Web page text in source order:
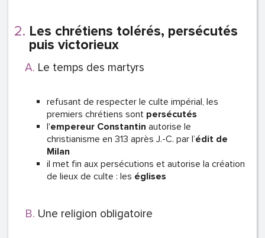
Les chrétiens tolérés, persécutés
puis victorieux
Le temps des martyrs
refusant de respecter le culte impérial, les
premiers chrétiens sont persécutés
l'empereur Constantin autorise le
christianisme en 313 après J.-C. par l’édit de
Milan
il met fin aux persécutions et autorise la création
de lieux de culte : les églises
Une religion obligatoire